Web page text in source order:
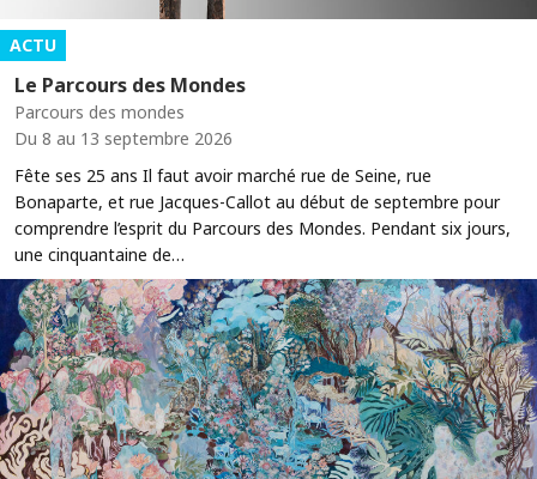
ACTU
Le Parcours des Mondes
Parcours des mondes
Du 8 au 13 septembre 2026
Fête ses 25 ans Il faut avoir marché rue de Seine, rue
Bonaparte, et rue Jacques-Callot au début de septembre pour
comprendre l’esprit du Parcours des Mondes. Pendant six jours,
une cinquantaine de…